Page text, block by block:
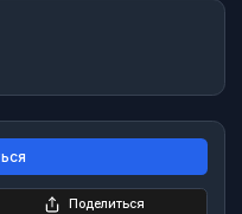
Поделиться